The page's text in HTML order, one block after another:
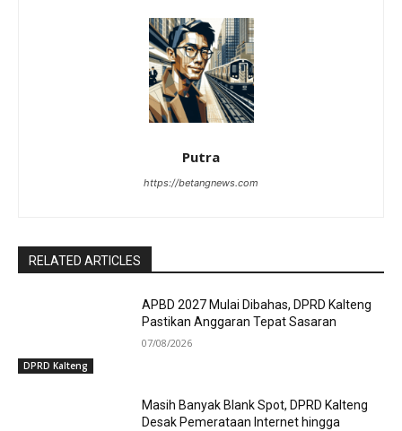
Putra
https://betangnews.com
RELATED ARTICLES
DPRD Kalteng
APBD 2027 Mulai Dibahas, DPRD Kalteng
Pastikan Anggaran Tepat Sasaran
07/08/2026
Masih Banyak Blank Spot, DPRD Kalteng
Desak Pemerataan Internet hingga